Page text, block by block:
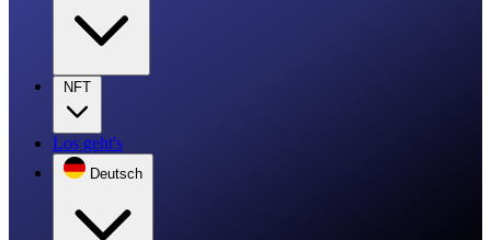
NFT
Los geht's
Deutsch